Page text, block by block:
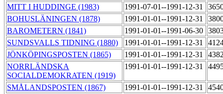
MITT I HUDDINGE (1983) 1991-07-01--1991-12-31
BOHUSLÄNINGEN (1878)
1991-01-01--1991-12-31
BAROMETERN (1841)
1991-01-01--1991-06-30
SUNDSVALLS TIDNING (1880)
1991-01-01--1991-12-31
JÖNKÖPINGSPOSTEN (1865)
1991-01-01--1991-12-31
NORRLÄNDSKA
SOCIALDEMOKRATEN (1919)
1991-01-01--1991-12-31
SMÅLANDSPOSTEN (1867) 1991-01-01--1991-12-31